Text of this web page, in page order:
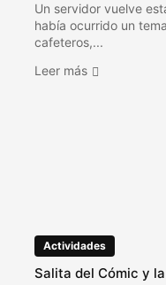
Un servidor vuelve
había ocurrido un
cafeteros,...
Leer más
Actividades
Salita del Cómic y